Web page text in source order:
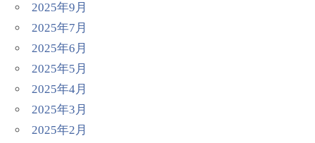
2025年9月
2025年7月
2025年6月
2025年5月
2025年4月
2025年3月
2025年2月